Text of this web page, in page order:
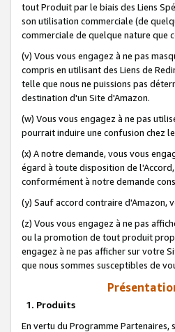
tout Produit par le biais des Liens
son utilisation commerciale (de
commerciale de quelque nature que
(v) Vous vous engagez à ne pas
compris en utilisant des Liens de
telle que nous ne puissions pas
destination d'un Site d'Amazon.
(w) Vous vous engagez à ne pas
pourrait induire une confusion chez
(x) A notre demande, vous vous
égard à toute disposition de
conformément à notre demande
(y) Sauf accord contraire
(z) Vous vous engagez à ne pas
ou la promotion de tout produit
engagez à ne pas afficher sur votre
que nous sommes susceptibles de
1. Produits
En vertu du Programme